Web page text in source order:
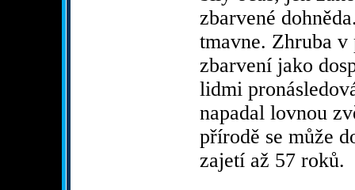
zbarvené
tmavne. Zhruba
zbarvení jako
lidmi
napadal lovnou
přírodě se může
zajetí až 57 roků.